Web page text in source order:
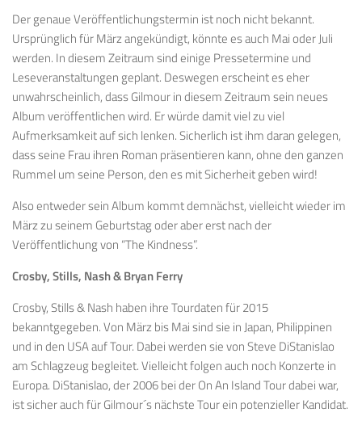
Der genaue Veröffentlichungstermin ist noch nicht bekannt.
Ursprünglich für März angekündigt, könnte es auch Mai oder Juli
werden. In diesem Zeitraum sind einige Pressetermine und
Leseveranstaltungen geplant. Deswegen erscheint es eher
unwahrscheinlich, dass Gilmour in diesem Zeitraum sein neues
Album veröffentlichen wird. Er würde damit viel zu viel
Aufmerksamkeit auf sich lenken. Sicherlich ist ihm daran gelegen,
dass seine Frau ihren Roman präsentieren kann, ohne den ganzen
Rummel um seine Person, den es mit Sicherheit geben wird!
Also entweder sein Album kommt demnächst, vielleicht wieder im
März zu seinem Geburtstag oder aber erst nach der
Veröffentlichung von “The Kindness”.
Crosby, Stills, Nash & Bryan Ferry
Crosby, Stills & Nash haben ihre Tourdaten für 2015
bekanntgegeben. Von März bis Mai sind sie in Japan, Philippinen
und in den USA auf Tour. Dabei werden sie von Steve DiStanislao
am Schlagzeug begleitet. Vielleicht folgen auch noch Konzerte in
Europa. DiStanislao, der 2006 bei der On An Island Tour dabei war,
ist sicher auch für Gilmour´s nächste Tour ein potenzieller Kandidat.